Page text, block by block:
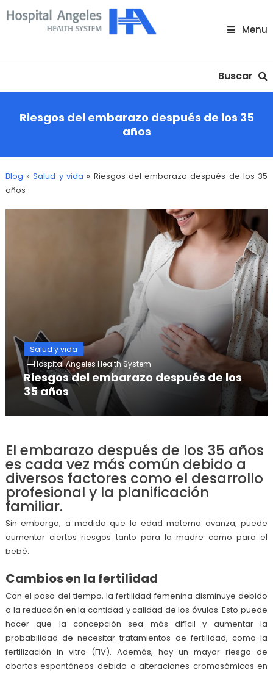
Skip
To
Menu
Buscar
Riesgos del embarazo después de los 35
años
Blog »Salud y vida » Riesgos del embarazo después de los 35
años
Salud y vida
Hospital Angeles Health System
Riesgos del embarazo después de los
35 años
El embarazo después de los 35 años
es cada vez más común debido a
diversos factores como el desarrollo
profesional y la planificación
familiar.
Sin embargo, a medida que la edad materna avanza, puede
aumentar ciertos riesgos tanto para la madre como para el
bebé.
Cambios en la fertilidad
Con el paso del tiempo, la fertilidad femenina disminuye debido
a la reducción en la cantidad y calidad de los óvulos. Esto puede
hacer que la concepción sea más difícil y aumentar la
probabilidad de necesitar tratamientos de fertilidad, como la
fertilización in vitro (FIV). Además, hay un mayor riesgo de
abortos espontáneos debido a alteraciones cromosómicas en